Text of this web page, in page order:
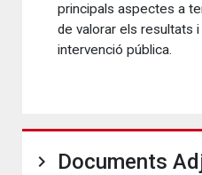
principals aspectes a
de valorar els resultats i
intervenció pública.
Documents